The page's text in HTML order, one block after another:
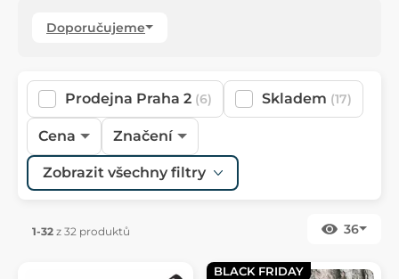
Doporučujeme
Prodejna Praha 2 (6) Skladem (17)
Cena Značení
Zobrazit všechny filtry
1-32 z 32 produktů 36
BLACK FRIDAY